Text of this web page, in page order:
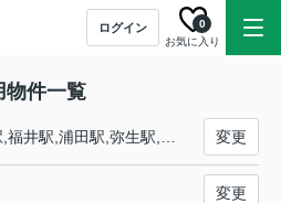
ログイン
お気に入り
0
物件一覧
変更
変更